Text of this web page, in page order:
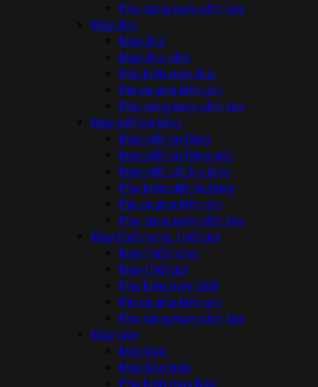
Phụ tùng máy cầm tay
Máy đục
Máy đục
Máy đục phá
Phụ kiện máy đục
Pin và phụ kiện pin
Phụ tùng máy cầm tay
Máy siết bu lông
Máy siết bu lông
Máy siết bu lông góc
Máy siết cắt bu lông
Phụ kiện siết bu lông
Pin và phụ kiện pin
Phụ tùng máy cầm tay
Máy thổi nóng, thổi gió
Máy thổi nóng
Máy thổi gió
Phụ kiện máy thổi
Pin và phụ kiện pin
Phụ tùng máy cầm tay
Máy bào
Máy bào
Máy bào bàn
Phụ kiện máy bào